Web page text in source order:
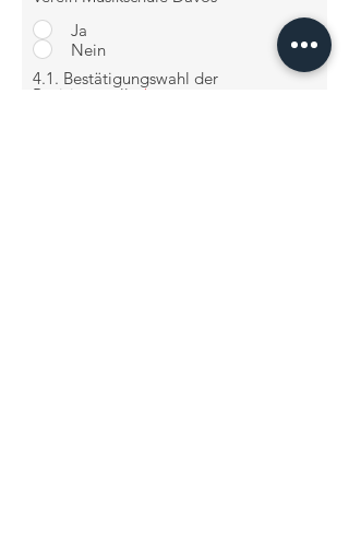
Ja
Nein
4.1. Bestätigungswahl der
Revisionsstelle
*